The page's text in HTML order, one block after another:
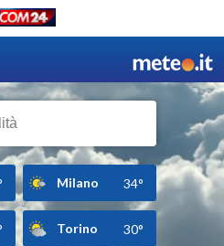
Milano 34°
Torino 30°